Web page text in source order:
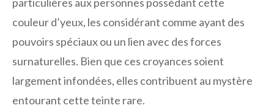
particulières aux personnes possédant cette
couleur d’yeux, les considérant comme ayant des
pouvoirs spéciaux ou un lien avec des forces
surnaturelles. Bien que ces croyances soient
largement infondées, elles contribuent au mystère
entourant cette teinte rare.